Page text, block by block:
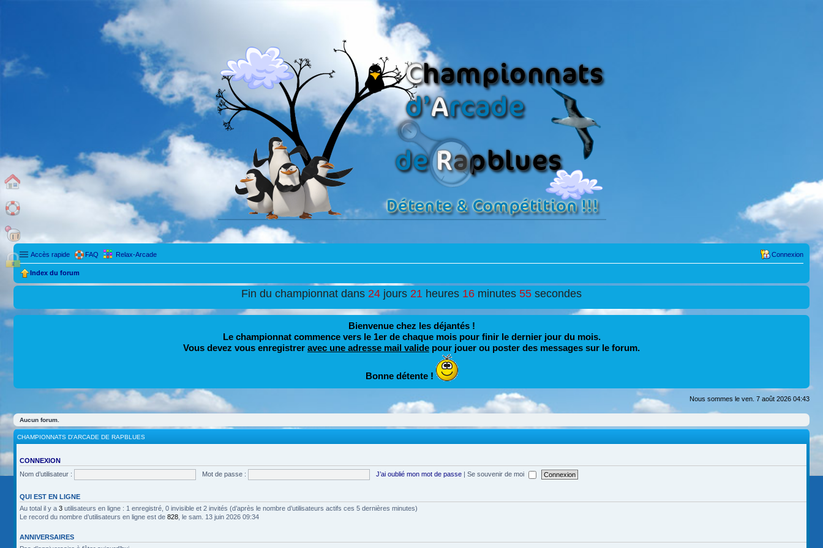
Accès rapide FAQ Relax-Arcade Connexion
Index du forum
Fin du championnat dans 24 jours 21 heures 16 minutes 55 secondes
Bienvenue chez les déjantés !
Le championnat commence vers le 1er de chaque mois pour finir le dernier jour du mois.
Vous devez vous enregistrer avec une adresse mail valide pour jouer ou poster des messages sur le forum.
Bonne détente !
Nous sommes le ven. 7 août 2026 04:43
Aucun forum.
CHAMPIONNATS D'ARCADE DE RAPBLUES
CONNEXION
Nom d’utilisateur :
Mot de passe : J’ai oublié mon mot de passe | Se souvenir de moi
QUI EST EN LIGNE
Au total il y a 3 utilisateurs en ligne : 1 enregistré, 0 invisible et 2 invités (d’après le nombre d’utilisateurs actifs ces 5 dernières minutes)
Le record du nombre d’utilisateurs en ligne est de 828 , le sam. 13 juin 2026 09:34
ANNIVERSAIRES